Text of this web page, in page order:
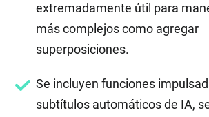
extremadamente útil para
más complejos como agregar
superposiciones.
Se incluyen funciones
subtítulos automáticos de IA,